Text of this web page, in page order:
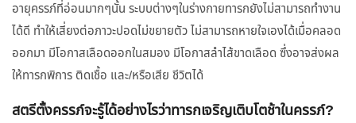
อายุครรภ์ที่อ่อนมากๆนั้น ระบบต่างๆในร่างกายทารกยังไม่สามารถทำงาน
ได้ดี ทำให้เสี่ยงต่อภาวะปอดไม่ขยายตัว ไม่สามารถหายใจเองได้เมื่อคลอด
ออกมา มีโอกาสเลือดออกในสมอง มีโอกาสลำไส้ขาดเลือด ซึ่งอาจส่งผล
ให้ทารกพิการ ติดเชื้อ และ/หรือเสีย ชีวิตได้
สตรีตั้งครรภ์จะรู้ได้อย่างไรว่าทารกเจริญเติบโตช้าในครรภ์?